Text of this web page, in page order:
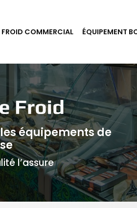
FROID COMMERCIAL ÉQUIPEMENT
équipements de
l’assure